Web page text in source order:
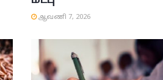
ஆவணி 7, 2026